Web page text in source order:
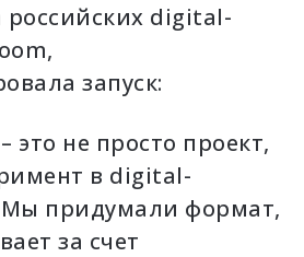
digital-
запуск:
это не просто проект,
в digital-
придумали формат,
за счет